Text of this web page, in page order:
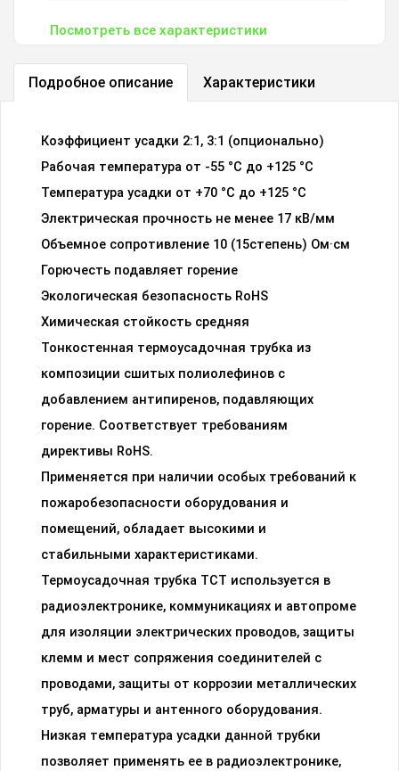
Посмотреть все характеристики
Подробное описание Характеристики
Коэффициент усадки 2:1, 3:1 (опционально)
Рабочая температура от -55 °C до +125 °C
Температура усадки от +70 °С до +125 °С
Электрическая прочность не менее 17 кВ/мм
Объемное сопротивление 10 (15степень) Ом·см
Горючесть подавляет горение
Экологическая безопасность RoHS
Химическая стойкость средняя
Тонкостенная термоусадочная трубка из
композиции сшитых полиолефинов с
добавлением антипиренов, подавляющих
горение. Соответствует требованиям
директивы RoHS.
Применяется при наличии особых требований к
пожаробезопасности оборудования и
помещений, обладает высокими и
стабильными характеристиками.
Термоусадочная трубка ТСТ используется в
радиоэлектронике, коммуникациях и автопроме
для изоляции электрических проводов, защиты
клемм и мест сопряжения соединителей с
проводами, защиты от коррозии металлических
труб, арматуры и антенного оборудования.
Низкая температура усадки данной трубки
позволяет применять ее в радиоэлектронике,